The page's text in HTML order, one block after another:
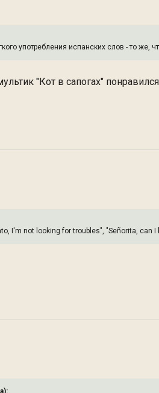
употребления испанских слов - то же,
"Кот в сапогах"
I'm not looking for troubles", "Señorita, can I